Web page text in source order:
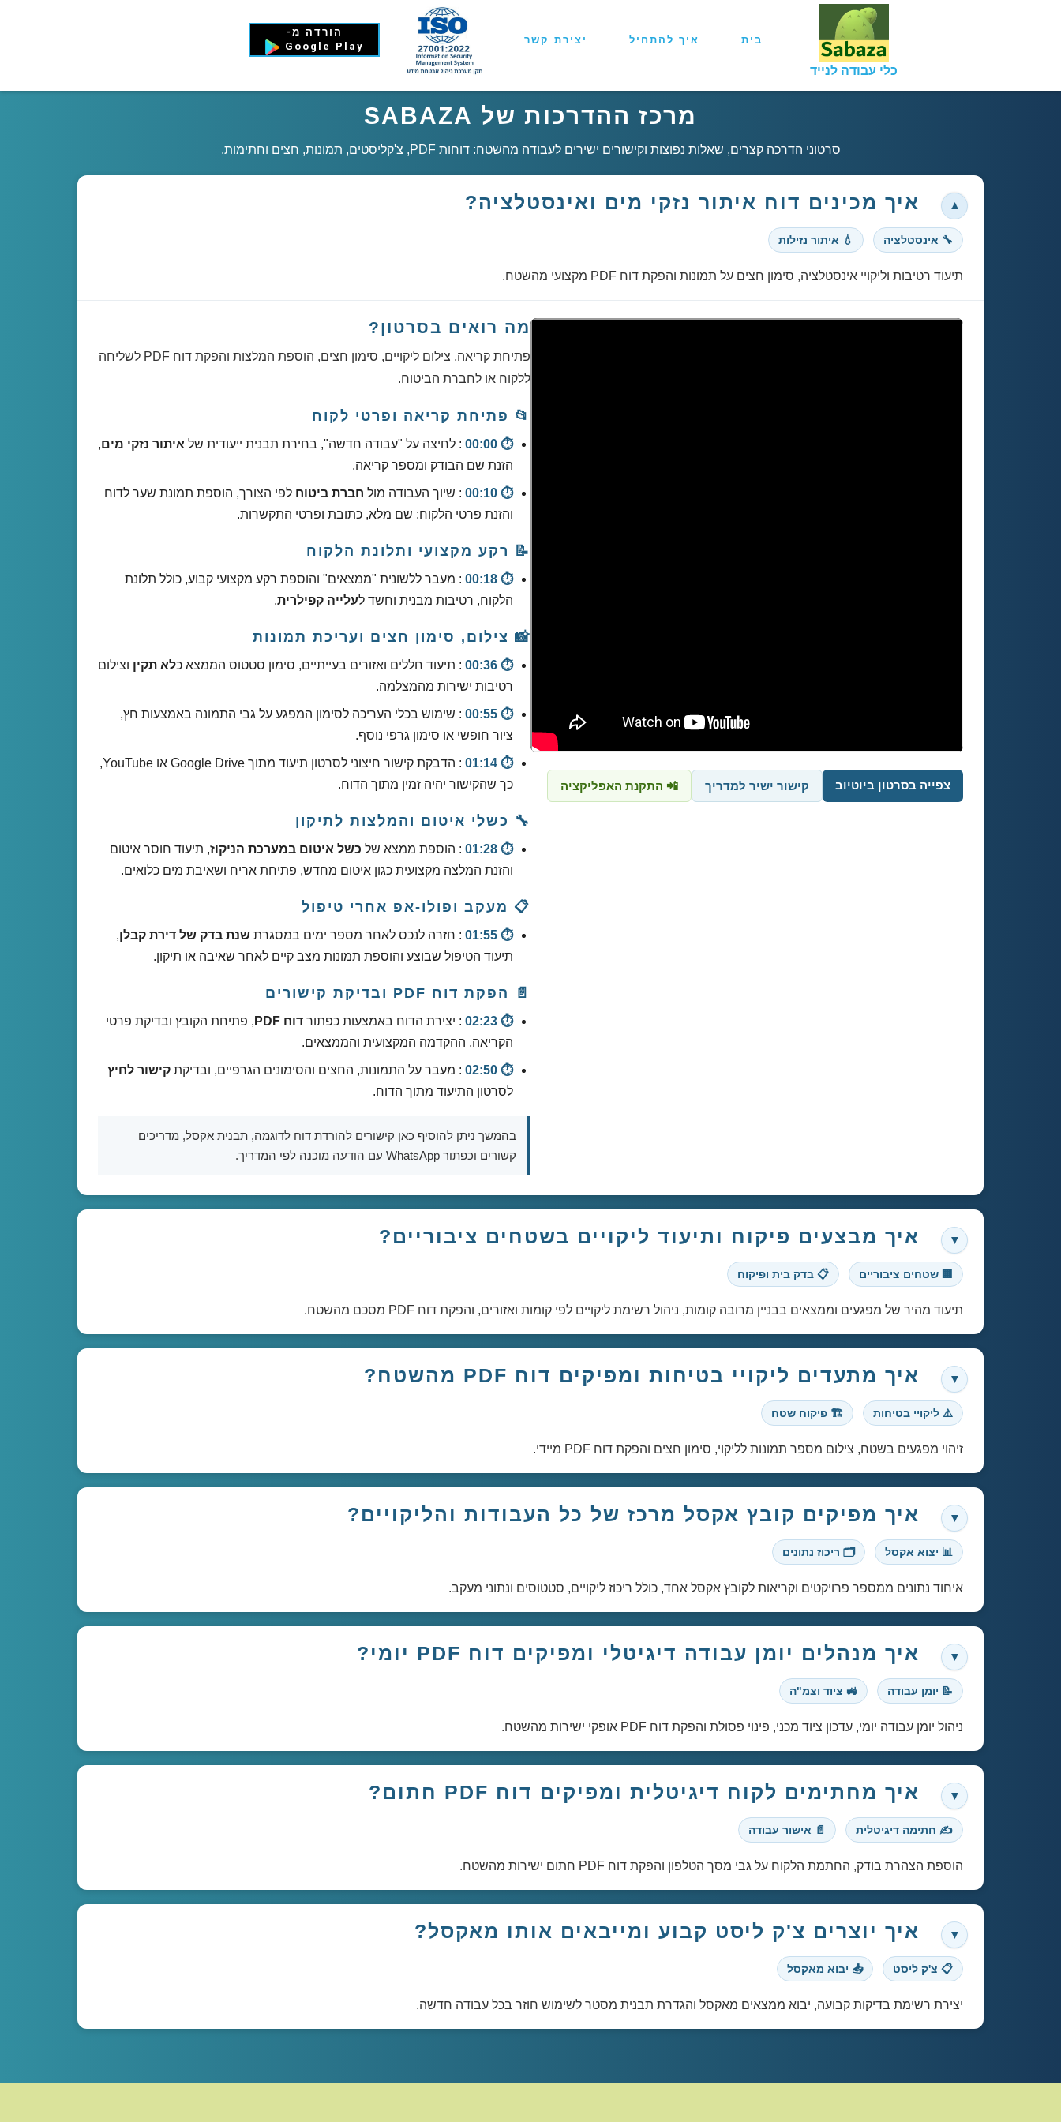
כלי עבודה לנייד
בית איך להתחיל יצירת קשר
הורדה מ-
Google Play
מרכז ההדרכות של SABAZA
סרטוני הדרכה קצרים, שאלות נפוצות וקישורים ישירים לעבודה מהשטח: דוחות PDF, צ'קליסטים, תמונות, חצים וחתימות.
איך מכינים דוח איתור נזקי מים ואינסטלציה?
🔧 אינסטלציה 💧 איתור נזילות
תיעוד רטיבות וליקויי אינסטלציה, סימון חצים על תמונות והפקת דוח PDF מקצועי מהשטח.
צפייה בסרטון ביוטיוב קישור ישיר למדריך 📲 התקנת האפליקציה
מה רואים בסרטון?
פתיחת קריאה, צילום ליקויים, סימון חצים, הוספת המלצות והפקת דוח PDF לשליחה
ללקוח או לחברת הביטוח.
📂 פתיחת קריאה ופרטי לקוח
⏱️ 00:00 : לחיצה על "עבודה חדשה", בחירת תבנית ייעודית של איתור נזקי מים,
הזנת שם הבודק ומספר קריאה.
⏱️ 00:10 : שיוך העבודה מול חברת ביטוח לפי הצורך, הוספת תמונת שער לדוח
והזנת פרטי הלקוח: שם מלא, כתובת ופרטי התקשרות.
📝 רקע מקצועי ותלונת הלקוח
⏱️ 00:18
: מעבר ללשונית "ממצאים" והוספת רקע מקצועי קבוע, כולל תלונת
הלקוח, רטיבות מבנית וחשד לעלייה קפילרית.
📸 צילום, סימון חצים ועריכת תמונות
⏱️ 00:36 : תיעוד חללים ואזורים בעייתיים, סימון סטטוס הממצא כלא תקין וצילום
רטיבות ישירות מהמצלמה.
⏱️ 00:55
: שימוש בכלי העריכה לסימון המפגע על גבי התמונה באמצעות חץ,
ציור חופשי או סימון גרפי נוסף.
⏱️ 01:14
: הדבקת קישור חיצוני לסרטון תיעוד מתוך Google Drive או YouTube,
כך שהקישור יהיה זמין מתוך הדוח.
🔧 כשלי איטום והמלצות לתיקון
⏱️ 01:28 : הוספת ממצא של כשל איטום במערכת הניקוז, תיעוד חוסר איטום
והזנת המלצה מקצועית כגון איטום מחדש, פתיחת אריח ושאיבת מים כלואים.
📋 מעקב ופולו-אפ אחרי טיפול
⏱️ 01:55 : חזרה לנכס לאחר מספר ימים במסגרת שנת בדק של דירת קבלן,
תיעוד הטיפול שבוצע והוספת תמונות מצב קיים לאחר שאיבה או תיקון.
📄 הפקת דוח PDF ובדיקת קישורים
⏱️ 02:23 : יצירת הדוח באמצעות כפתור דוח PDF
, פתיחת הקובץ ובדיקת פרטי
הקריאה, ההקדמה המקצועית והממצאים.
⏱️ 02:50 : מעבר על התמונות, החצים והסימונים הגרפיים, ובדיקת קישור לחיץ
לסרטון התיעוד מתוך הדוח.
בהמשך ניתן להוסיף כאן קישורים להורדת דוח לדוגמה, תבנית אקסל, מדריכים
קשורים וכפתור WhatsApp עם הודעה מוכנה לפי המדריך.
איך מבצעים פיקוח ותיעוד ליקויים בשטחים ציבוריים?
🏢 שטחים ציבוריים 📋 בדק בית ופיקוח
תיעוד מהיר של מפגעים וממצאים בבניין מרובה קומות, ניהול רשימת ליקויים לפי קומות ואזורים, והפקת דוח PDF מסכם מהשטח.
איך מתעדים ליקויי בטיחות ומפיקים דוח PDF מהשטח?
⚠️ ליקויי בטיחות 🏗️ פיקוח שטח
זיהוי מפגעים בשטח, צילום מספר תמונות לליקוי, סימון חצים והפקת דוח PDF מיידי.
איך מפיקים קובץ אקסל מרכז של כל העבודות והליקויים?
📊 יצוא אקסל 🗂️ ריכוז נתונים
איחוד נתונים ממספר פרויקטים וקריאות לקובץ אקסל אחד, כולל ריכוז ליקויים, סטטוסים ונתוני מעקב.
איך מנהלים יומן עבודה דיגיטלי ומפיקים דוח PDF יומי?
📝 יומן עבודה 🚜 ציוד וצמ"ה
ניהול יומן עבודה יומי, עדכון ציוד מכני, פינוי פסולת והפקת דוח PDF אופקי ישירות מהשטח.
איך מחתימים לקוח דיגיטלית ומפיקים דוח PDF חתום?
✍️ חתימה דיגיטלית 📄 אישור עבודה
הוספת הצהרת בודק, החתמת הלקוח על גבי מסך הטלפון והפקת דוח PDF חתום ישירות מהשטח.
איך יוצרים צ'ק ליסט קבוע ומייבאים אותו מאקסל?
📋 צ'ק ליסט 📥 יבוא מאקסל
יצירת רשימת בדיקות קבועה, יבוא ממצאים מאקסל והגדרת תבנית מסטר לשימוש חוזר בכל עבודה חדשה.